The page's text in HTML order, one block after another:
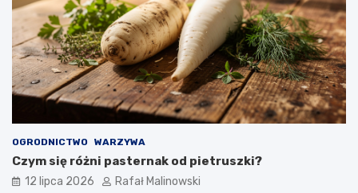
OGRODNICTWO WARZYWA
Czym się różni pasternak od pietruszki?
12 lipca 2026 Rafał Malinowski